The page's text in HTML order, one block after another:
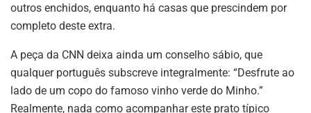
outros enchidos, enquanto há casas que prescindem por
completo deste extra.
A peça da CNN deixa ainda um conselho sábio, que
qualquer português subscreve integralmente: “Desfrute ao
lado de um copo do famoso vinho verde do Minho.”
Realmente, nada como acompanhar este prato típico